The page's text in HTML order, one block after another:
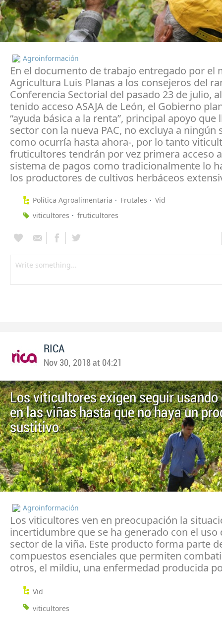
Agroinformación
En el documento de trabajo entregado por el
Agricultura Luis Planas a los consejeros del
Conferencia Sectorial del pasado 23 de julio,
tenido acceso ASAJA de León, el Gobierno
“ayuda básica a la renta”, principal apoyo que
sector con la nueva PAC, no excluya a ningún
como ocurría hasta ahora-, por lo tanto
fruticultores tendrán por vez primera acceso
sistema de pagos como tradicionalmente lo
los productores de cultivos herbáceos
Política Agroalimentaria Frutales
Vid
viticultores
fruticultores
RICA
Nov 30, 2018 at 04:21
Los viticultores exigen seguir usando
en las viñas hasta que no haya un
sustitivo
Agroinformación
Los viticultores ven en preocupación la
incertidumbre que se ha generado con el uso
sector de la viña. Este producto forma parte
compuestos esenciales que permiten
otros, el mildiu, una enfermedad producida
Vid
viticultores